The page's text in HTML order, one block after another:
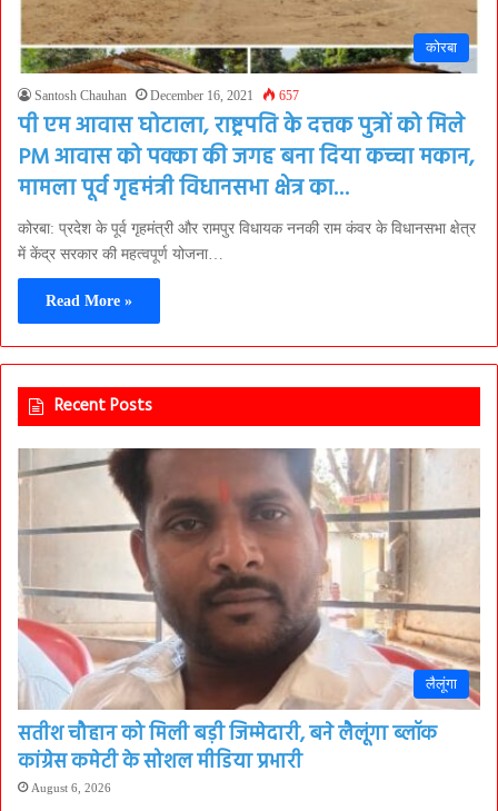
कोरबा
Santosh Chauhan December 16, 2021 657
पी एम आवास घोटाला, राष्ट्रपति के दत्तक पुत्रों को मिले
PM आवास को पक्का की जगह बना दिया कच्चा मकान,
मामला पूर्व गृहमंत्री विधानसभा क्षेत्र का…
कोरबा: प्रदेश के पूर्व गृहमंत्री और रामपुर विधायक ननकी राम कंवर के विधानसभा क्षेत्र
में केंद्र सरकार की महत्वपूर्ण योजना…
Read More »
Recent Posts
लैलूंगा
सतीश चौहान को मिली बड़ी जिम्मेदारी, बने लैलूंगा ब्लॉक
कांग्रेस कमेटी के सोशल मीडिया प्रभारी
August 6, 2026